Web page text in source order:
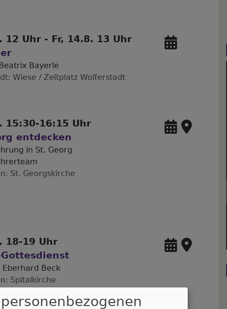
12 Uhr - Fr, 14.8. 13 Uhr
Bayerle
Wiese / Zeltplatz Wolferstadt
15:30-16:15 Uhr
entdecken
in St. Georg
St. Georgskirche
18-19 Uhr
Eberhard Beck
Spitalkirche